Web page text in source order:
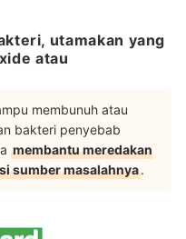
utamakan yang
atau
membunuh atau
bakteri penyebab
membantu meredakan
sumber masalahnya.